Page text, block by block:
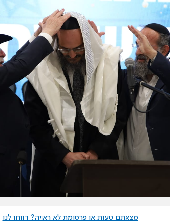
מצאתם טעות או פרסומת לא ראויה? דווחו לנו